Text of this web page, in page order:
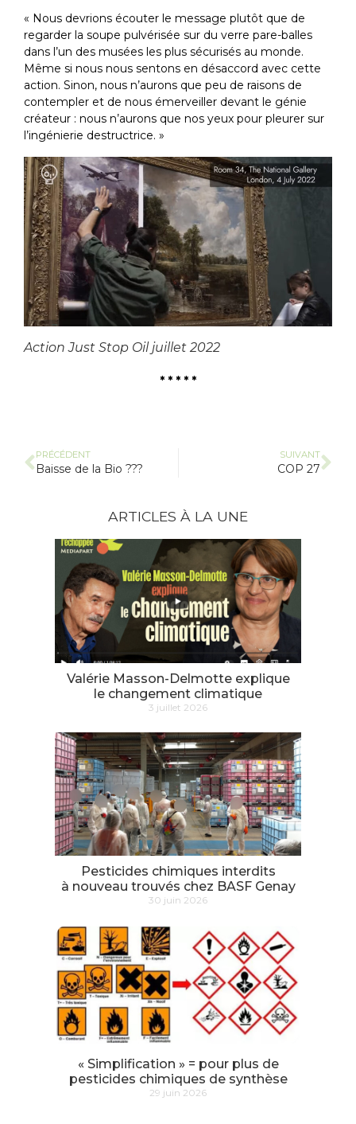
« Nous devrions écouter le message plutôt que de
regarder la soupe pulvérisée sur du verre pare-balles
dans l’un des musées les plus sécurisés au monde.
Même si nous nous sentons en désaccord avec cette
action. Sinon, nous n’aurons que peu de raisons de
contempler et de nous émerveiller devant le génie
créateur : nous n’aurons que nos yeux pour pleurer sur
l’ingénierie destructrice. »
Action Just Stop Oil juillet 2022
* * * * *
PRÉCÉDENT
Baisse de la Bio ???
SUIVANT
COP 27
ARTICLES À LA UNE
Valérie Masson-Delmotte explique
le changement climatique
3 juillet 2026
Pesticides chimiques interdits
à nouveau trouvés chez BASF Genay
30 juin 2026
« Simplification » = pour plus de
pesticides chimiques de synthèse
29 juin 2026